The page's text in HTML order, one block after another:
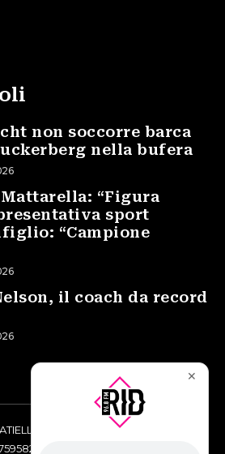
non soccorre barca
nella bufera
“Figura
sport
“Campione
il coach da record
OFF via Vittorio Amedeo II, 21 -
- Codice Fiscale 97883690014
✕